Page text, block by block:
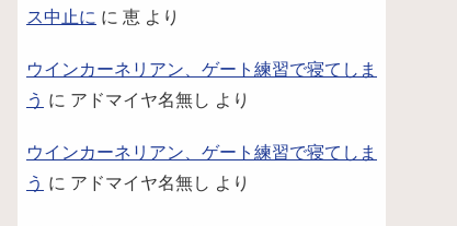
ス中止に に 恵 より
ウインカーネリアン、ゲート練習で寝てしま
う に アドマイヤ名無し より
ウインカーネリアン、ゲート練習で寝てしま
う に アドマイヤ名無し より